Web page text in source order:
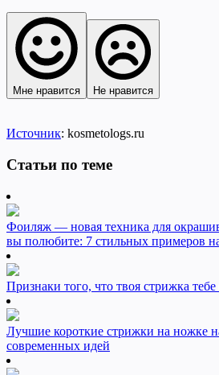
Мне нравится Не нравится
Источник: kosmetologs.ru
Статьи по теме
Фоиляж — новая техника для
вы полюбите: 7 стильных примеров
Признаки того, что твоя стрижка
Лучшие короткие стрижки на ножке
современных идей